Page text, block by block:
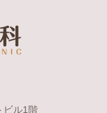
ビル1階